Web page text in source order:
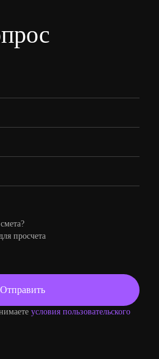
просчета
условия пользовательского